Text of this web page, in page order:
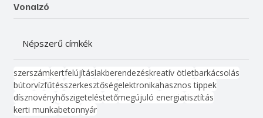
Vonalzó
Népszerű címkék
szerszámkertfelújításlakberendezéskreatív ötletbarkácsolás
bútorvízfűtésszerkesztőségelektronikahasznos tippek
dísznövényhőszigeteléstetőmegújuló energiatisztítás
kerti munkabetonnyár